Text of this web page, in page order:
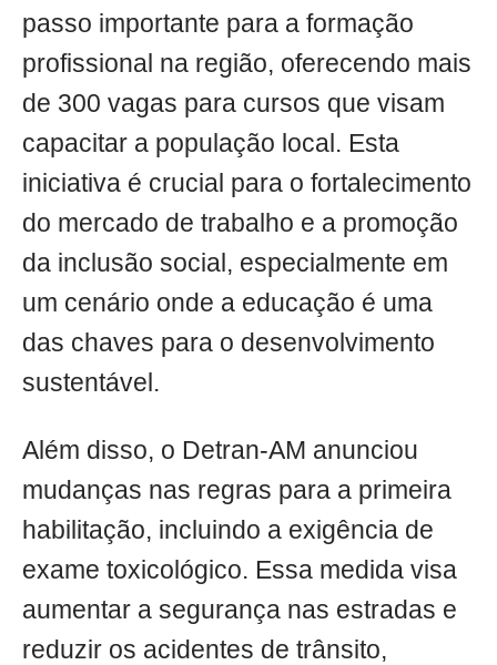
passo importante para a formação
profissional na região, oferecendo mais
de 300 vagas para cursos que visam
capacitar a população local. Esta
iniciativa é crucial para o fortalecimento
do mercado de trabalho e a promoção
da inclusão social, especialmente em
um cenário onde a educação é uma
das chaves para o desenvolvimento
sustentável.
Além disso, o Detran-AM anunciou
mudanças nas regras para a primeira
habilitação, incluindo a exigência de
exame toxicológico. Essa medida visa
aumentar a segurança nas estradas e
reduzir os acidentes de trânsito,